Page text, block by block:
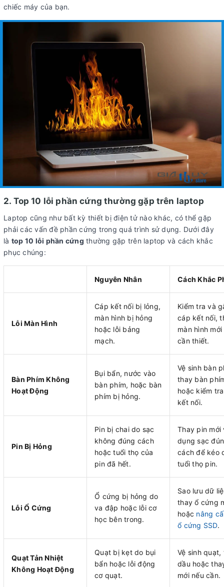
chiếc máy của bạn.
2. Top 10 lỗi phần cứng thường gặp trên laptop
Laptop cũng như bất kỳ thiết bị điện tử nào khác, có thể gặp
phải các vấn đề phần cứng trong quá trình sử dụng. Dưới đây
là top 10 lỗi phần cứng thường gặp trên laptop và cách khắc
phục chúng:
Nguyên Nhân Cách Khắc
Lỗi Màn Hình
Cáp kết nối bị lỏng,
màn hình bị hỏng
hoặc lỗi bảng
mạch.
Kiểm tra và
cáp kết nối,
màn hình mới
cần thiết.
Bàn Phím Không
Hoạt Động
Bụi bẩn, nước vào
bàn phím, hoặc bàn
phím bị hỏng.
Vệ sinh bàn
thay bàn
hoặc kiểm
kết nối.
Pin Bị Hỏng
Pin bị chai do sạc
không đúng cách
hoặc tuổi thọ của
pin đã hết.
Thay pin mới
dụng sạc
cách để kéo
tuổi thọ pin.
Lỗi Ổ Cứng
Ổ cứng bị hỏng do
va đập hoặc lỗi cơ
học bên trong.
Sao lưu dữ
thay ổ cứng
hoặc nâng
ổ cứng SSD.
Quạt Tản Nhiệt
Không Hoạt Động
Quạt bị kẹt do bụi
bẩn hoặc lỗi động
cơ quạt.
Vệ sinh quạt,
dầu hoặc
mới nếu cần.